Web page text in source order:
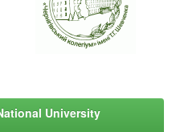
University